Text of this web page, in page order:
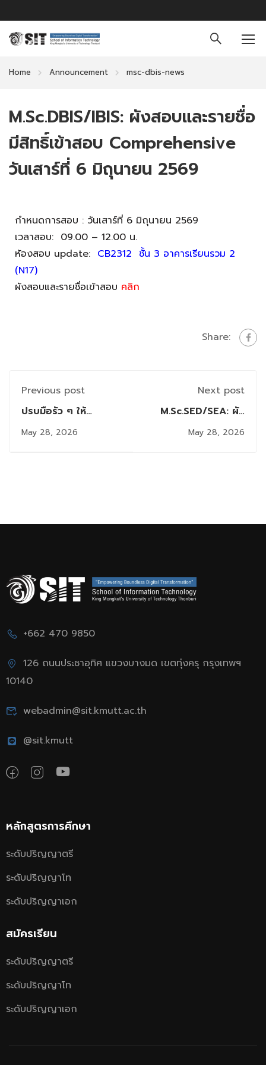
Home Announcement msc-dbis-news
M.Sc.DBIS/IBIS: ผังสอบและรายชื่อ
มีสิทธิ์เข้าสอบ Comprehensive
วันเสาร์ที่ 6 มิถุนายน 2569
กำหนดการสอบ : วันเสาร์ที่ 6 มิถุนายน 2569
เวลาสอบ: 09.00 – 12.00 น.
ห้องสอบ update: CB2312 ชั้น 3 อาคารเรียนรวม 2
(N17)
ผังสอบและรายชื่อเข้าสอบ คลิก
Share:
Previous post
ปรบมือรัว ๆ ให้
นักศึกษา ไอทีบางมด
ทีม "Long do dev"
May 28, 2026
Next post
M.Sc.SED/SEA: ผัง
สอบและรายชื่อมีสิทธิ์
สอบ Comprehensive
May 28, 2026
+662 470 9850
126 ถนนประชาอุทิศ แขวงบางมด เขตทุ่งครุ กรุงเทพฯ
10140
webadmin@sit.kmutt.ac.th
@sit.kmutt
หลักสูตรการศึกษา
ระดับปริญญาตรี
ระดับปริญญาโท
ระดับปริญญาเอก
สมัครเรียน
ระดับปริญญาตรี
ระดับปริญญาโท
ระดับปริญญาเอก